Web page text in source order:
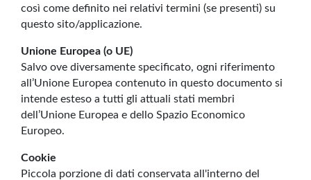
così come definito nei relativi termini (se presenti) su
questo sito/applicazione.
Unione Europea (o UE)
Salvo ove diversamente specificato, ogni riferimento
all’Unione Europea contenuto in questo documento si
intende esteso a tutti gli attuali stati membri
dell’Unione Europea e dello Spazio Economico
Europeo.
Cookie
Piccola porzione di dati conservata all'interno del